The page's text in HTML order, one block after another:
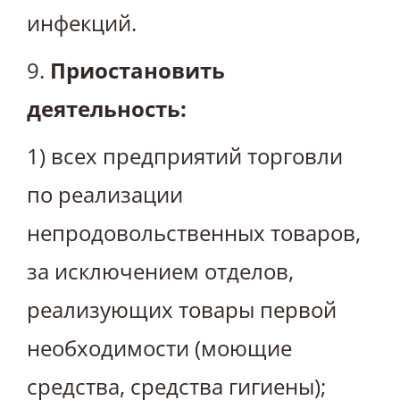
инфекций.
9. Приостановить
деятельность:
1) всех предприятий торговли
по реализации
непродовольственных товаров,
за исключением отделов,
реализующих товары первой
необходимости (моющие
средства, средства гигиены);